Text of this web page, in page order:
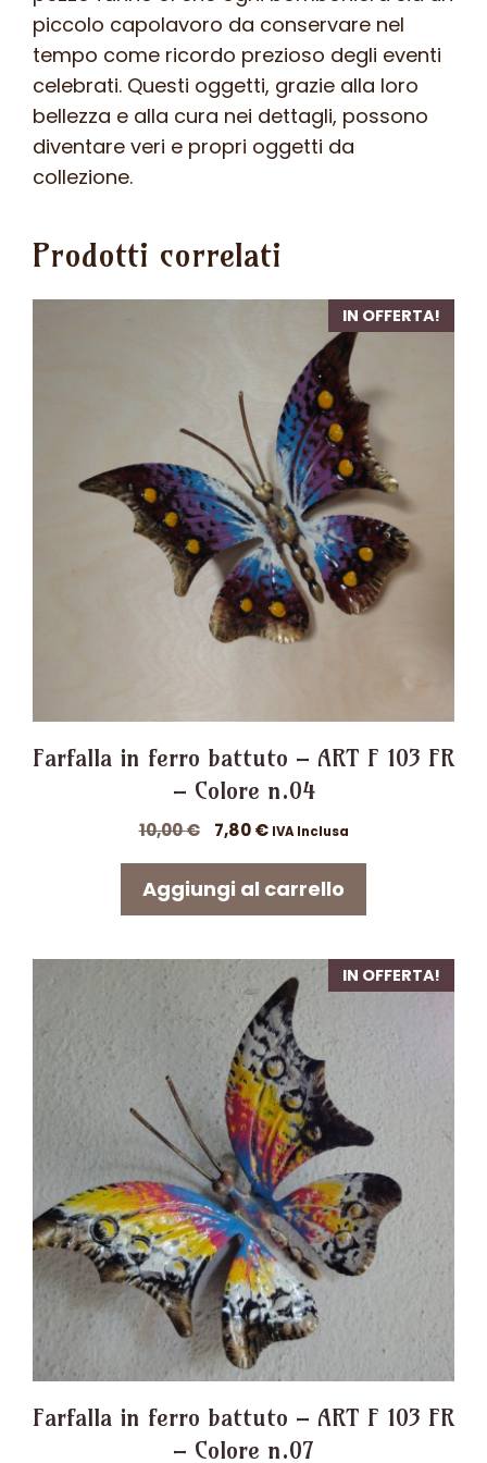
piccolo capolavoro da conservare nel
tempo come ricordo prezioso degli eventi
celebrati. Questi oggetti, grazie alla loro
bellezza e alla cura nei dettagli, possono
diventare veri e propri oggetti da
collezione.
Prodotti correlati
IN OFFERTA!
Farfalla in ferro battuto – ART F 103 FR
– Colore n.04
10,00€
Il
originale
era:
7,80€Il
attuale
IVA Inclusa
Aggiungi al carrello
IN OFFERTA!
Farfalla in ferro battuto – ART F 103 FR
– Colore n.07